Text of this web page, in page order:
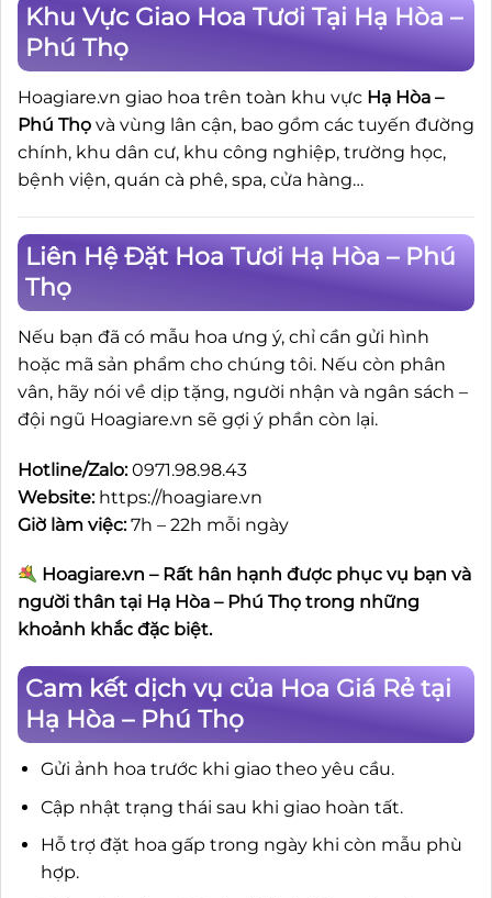
Khu Vực Giao Hoa Tươi Tại Hạ Hòa –
Phú Thọ
Hoagiare.vn giao hoa trên toàn khu vực Hạ Hòa –
Phú Thọ và vùng lân cận, bao gồm các tuyến đường
chính, khu dân cư, khu công nghiệp, trường học,
bệnh viện, quán cà phê, spa, cửa hàng…
Liên Hệ Đặt Hoa Tươi Hạ Hòa – Phú
Thọ
Nếu bạn đã có mẫu hoa ưng ý, chỉ cần gửi hình
hoặc mã sản phẩm cho chúng tôi. Nếu còn phân
vân, hãy nói về dịp tặng, người nhận và ngân sách –
đội ngũ Hoagiare.vn sẽ gợi ý phần còn lại.
Hotline/Zalo:0971.98.98.43
Website: https://hoagiare.vn
Giờ làm việc:7h – 22h mỗi ngày
Hoagiare.vn – Rất hân hạnh được phục vụ bạn và
người thân tại Hạ Hòa – Phú Thọ trong những
khoảnh khắc đặc biệt.
Cam kết dịch vụ của Hoa Giá Rẻ tại
Hạ Hòa – Phú Thọ
Gửi ảnh hoa trước khi giao theo yêu cầu.
Cập nhật trạng thái sau khi giao hoàn tất.
Hỗ trợ đặt hoa gấp trong ngày khi còn mẫu phù
hợp.